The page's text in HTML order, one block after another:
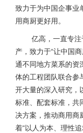
致力于为中国企事业
用商厨更好用。
亿高，一直专
产，致力于“让中国
通不同地方菜系的资
体的工程团队联合参
开大量的深入研究，
标准、配套标准，共
决方案，推动商用商
着“以人为本、理性